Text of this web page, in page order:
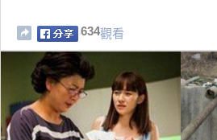
634觀看